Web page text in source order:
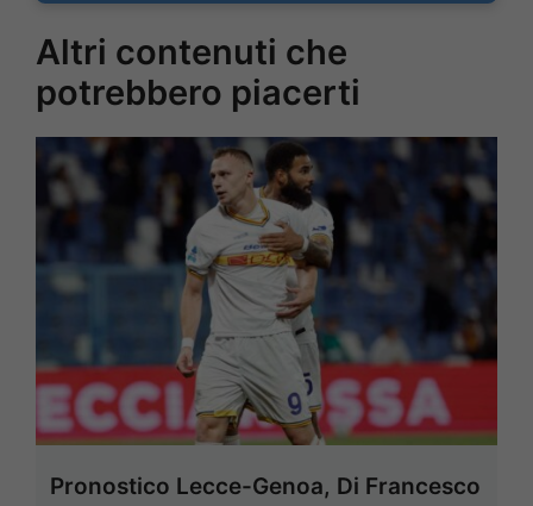
Altri contenuti che
potrebbero piacerti
Pronostico Lecce-Genoa, Di Francesco